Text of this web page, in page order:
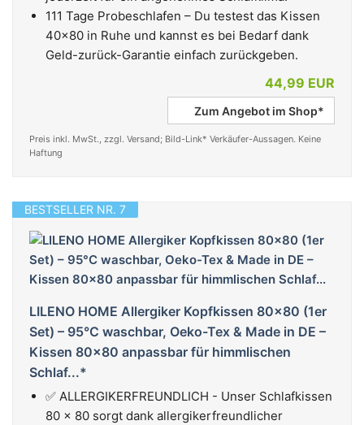
111 Tage Probeschlafen – Du testest das Kissen
40x80 in Ruhe und kannst es bei Bedarf dank
Geld-zurück-Garantie einfach zurückgeben.
44,99 EUR
Zum Angebot im Shop*
Preis inkl. MwSt., zzgl. Versand; Bild-Link* Verkäufer-Aussagen. Keine
Haftung
BESTSELLER NR. 7
LILENO HOME Allergiker Kopfkissen 80x80 (1er
Set) – 95°C waschbar, Oeko-Tex & Made in DE –
Kissen 80x80 anpassbar für himmlischen
Schlaf...*
✅ ALLERGIKERFREUNDLICH - Unser Schlafkissen
80 x 80 sorgt dank allergikerfreundlicher